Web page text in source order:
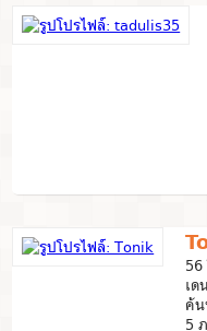
เด
ค้
5